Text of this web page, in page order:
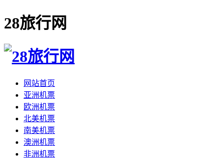
28旅行网
网站首页
亚洲机票
欧洲机票
北美机票
南美机票
澳洲机票
非洲机票